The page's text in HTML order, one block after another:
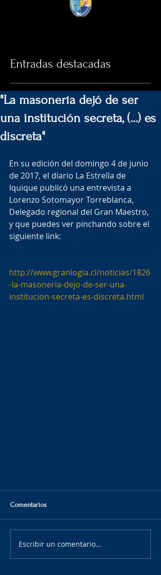
Entradas destacadas
"La masonería dejó de ser
una institución secreta, (...) es
discreta"
En su edición del domingo 4 de junio
de 2017, el diario La Estrella de
Iquique publicó una entrevista a
Lorenzo Sotomayor Torreblanca,
Delegado regional del Gran Maestro,
y que puedes ver pinchando sobre el
siguiente link:
http://www.granlogia.cl/noticias/1826
-la-masoneria-dejo-de-ser-una-
institucion-secreta-es-discreta.html
Comentarios
Escribir un comentario...